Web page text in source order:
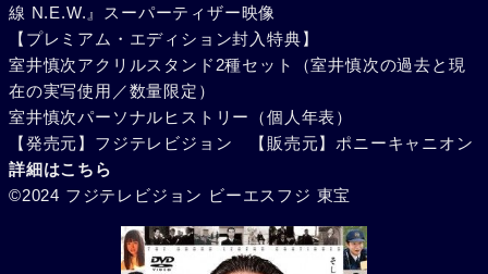
線 N.E.W.』スーパーティザー映像
【プレミアム・エディション封入特典】
室井慎次アクリルスタンド2種セット（室井慎次の過去と現
在の実写使用／数量限定）
室井慎次パーソナルヒストリー（個人年表）
【発売元】フジテレビジョン 【販売元】ポニーキャニオン
詳細はこちら
©2024 フジテレビジョン ビーエスフジ 東宝